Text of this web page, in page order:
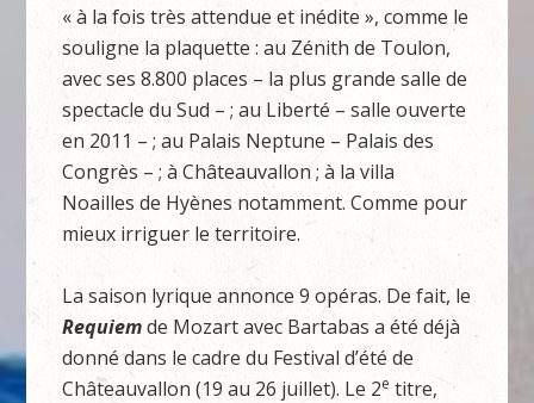
« à la fois très attendue et inédite », comme le
souligne la plaquette : au Zénith de Toulon,
avec ses 8.800 places – la plus grande salle de
spectacle du Sud – ; au Liberté – salle ouverte
en 2011 – ; au Palais Neptune – Palais des
Congrès – ; à Châteauvallon ; à la villa
Noailles de Hyènes notamment. Comme pour
mieux irriguer le territoire.
La saison lyrique annonce 9 opéras. De fait, le
Requiemde Mozart avec Bartabas a été déjà
donné dans le cadre du Festival d’été de
Châteauvallon (19 au 26 juillet). Le 2e titre,